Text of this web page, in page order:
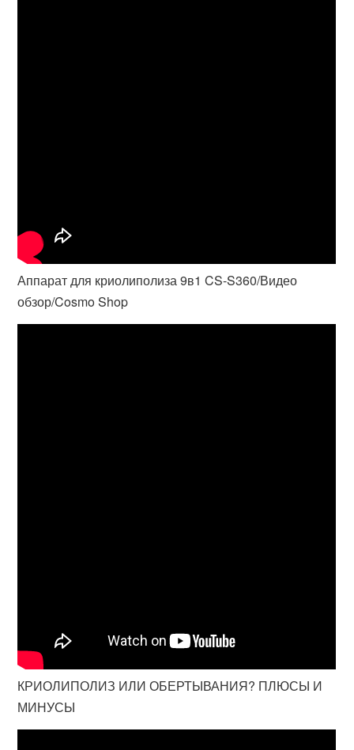
Аппарат для криолиполиза 9в1 CS-S360/Видео
обзор/Cosmo Shop
КРИОЛИПОЛИЗ ИЛИ ОБЕРТЫВАНИЯ? ПЛЮСЫ И
МИНУСЫ